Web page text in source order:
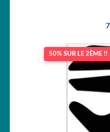
50% SUR LE 2ÈME !!